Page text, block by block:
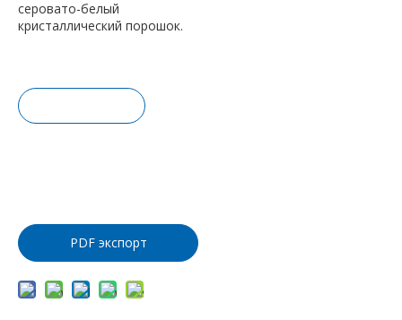
серовато-белый
кристаллический порошок.
PDF экспорт